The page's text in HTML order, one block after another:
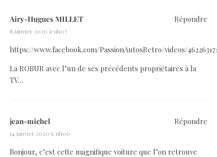
Airy-Hugues MILLET
8 janvier 2020 à 11h07
https://www.facebook.com/PassionAutosRetro/videos/
La ROBUR avec l’un de ses précédents propriétaires à la
TV…
Répondre
jean-michel
14 janvier 2020 à 11h00
Bonjour, c’est cette magnifique voiture que l’on retrouve
Répondre